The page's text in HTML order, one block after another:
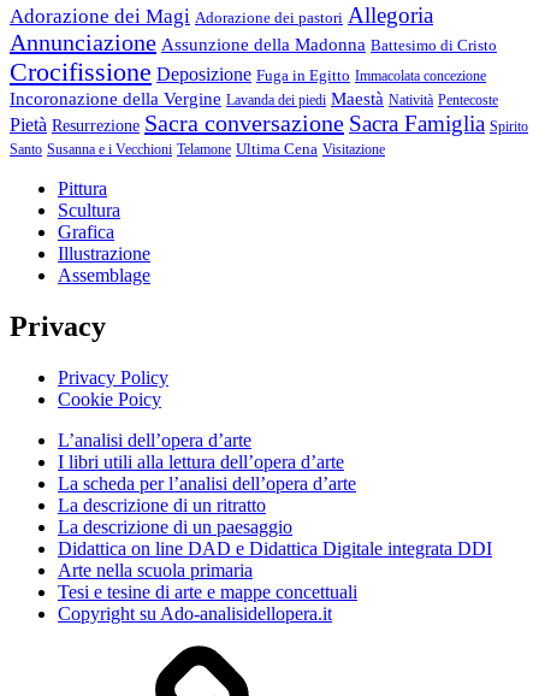
Adorazione dei Magi Adorazione dei pastori Allegoria
Annunciazione Assunzione della Madonna Battesimo di Cristo
Crocifissione Deposizione Fuga in Egitto Immacolata concezione
Incoronazione della Vergine Lavanda dei piedi Maestà Natività Pentecoste
Pietà Resurrezione Sacra conversazione Sacra Famiglia Spirito
Santo Susanna e i Vecchioni Telamone Ultima Cena Visitazione
Pittura
Scultura
Grafica
Illustrazione
Assemblage
Privacy
Privacy Policy
Cookie Poicy
L’analisi dell’opera d’arte
I libri utili alla lettura dell’opera d’arte
La scheda per l’analisi dell’opera d’arte
La descrizione di un ritratto
La descrizione di un paesaggio
Didattica on line DAD e Didattica Digitale integrata DDI
Arte nella scuola primaria
Tesi e tesine di arte e mappe concettuali
Copyright su Ado-analisidellopera.it